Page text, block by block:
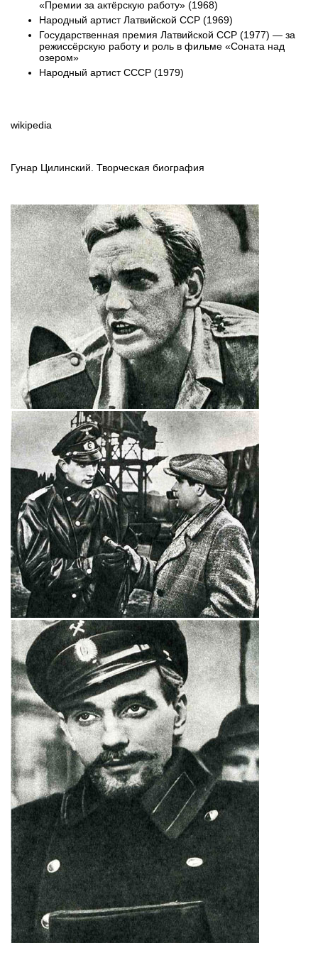
«Премии за актёрскую работу» (1968)
Народный артист Латвийской ССР (1969)
Государственная премия Латвийской ССР (1977) — за
режиссёрскую работу и роль в фильме «Соната над
озером»
Народный артист СССР (1979)
wikipedia
Гунар Цилинский. Творческая биография